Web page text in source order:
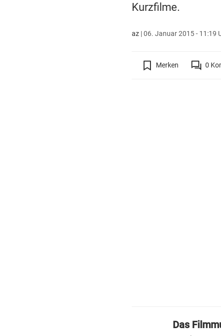
Kurzfilme.
az|06. Januar 2015 - 11:19
Merken 0
Das